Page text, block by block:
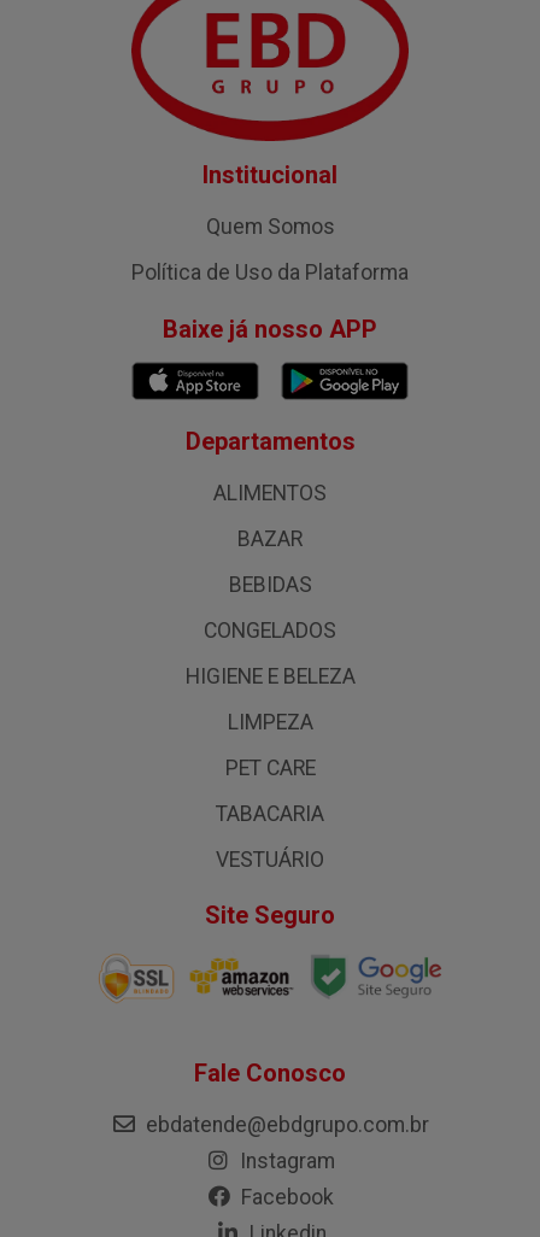
Institucional
Quem Somos
Política de Uso da Plataforma
Baixe já nosso APP
Departamentos
ALIMENTOS
BAZAR
BEBIDAS
CONGELADOS
HIGIENE E BELEZA
LIMPEZA
PET CARE
TABACARIA
VESTUÁRIO
Site Seguro
Fale Conosco
ebdatende@ebdgrupo.com.br
Instagram
Facebook